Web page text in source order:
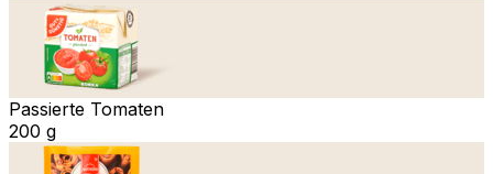
Passierte Tomaten
200 g